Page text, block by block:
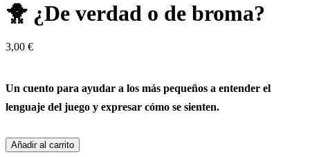
🐥 ¿De verdad o de broma?
3,00 €
Un cuento para ayudar a los más pequeños a entender el
lenguaje del juego y expresar cómo se sienten.
Añadir al carrito